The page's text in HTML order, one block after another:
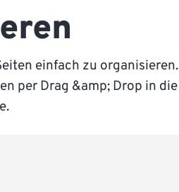
einfach zu organisieren.
per Drag &amp; Drop in die